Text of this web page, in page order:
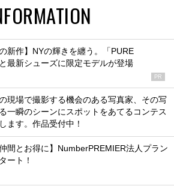
の新作】NYの輝きを纏う。「PURE
最新シューズに限定モデルが登場
PR
現場で撮影する機会のある写真家、その写
一瞬のシーンにスポットをあてるコンテス
ます。作品受付中！
仲間とお得に】NumberPREMIER法人プラン
ート！